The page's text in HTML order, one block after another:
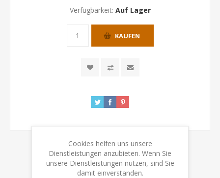
Verfügbarkeit: Auf Lager
KAUFEN
SPEZIFIKATION
Cookies helfen uns unsere
Dienstleistungen anzubieten. Wenn Sie
unsere Dienstleistungen nutzen, sind Sie
damit einverstanden.